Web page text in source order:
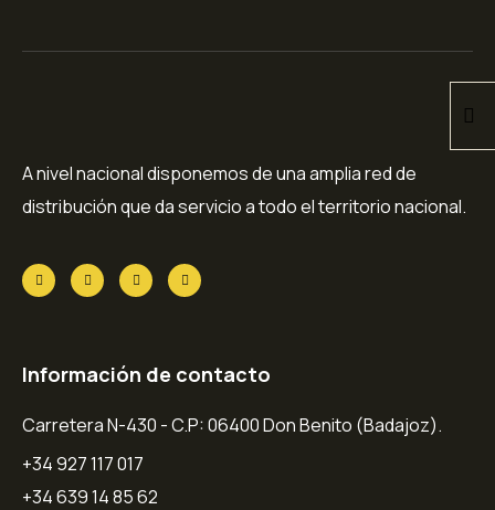
A nivel nacional disponemos de una amplia red de
distribución que da servicio a todo el territorio nacional.
Información de contacto
Carretera N-430 - C.P: 06400 Don Benito (Badajoz).
+34 927 117 017
+34 639 14 85 62